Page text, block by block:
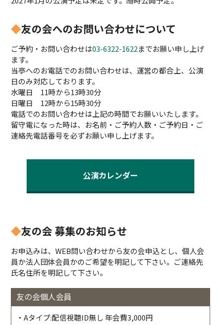
◆友の会へのお問い合わせについて
ご予約・お問い合わせは03-6322-1622までお願い申し上げ
ます。
当亭へのお電話でのお問い合わせは、運営の都合上、公演
日のみ対応しております。
水曜日 11時から13時30分
日曜日 12時から15時30分
電話でのお問い合わせは上記の時間でお願いいたします。
留守電になった時は、お名前・ご予約人数・ご予約日・ご
連絡先電話番号を必ずお願い申し上げます。
公演カレンダー
◆友の会 募集のお知らせ
お申込みは、WEB問い合わせから友の会申込とし、個人会
員か法人団体会員かのご希望を明記して下さい。ご連絡先
氏名住所を明記して下さい。
友の会個人会員
・Aタイプ:配信視聴ID無し 年会費3,000円